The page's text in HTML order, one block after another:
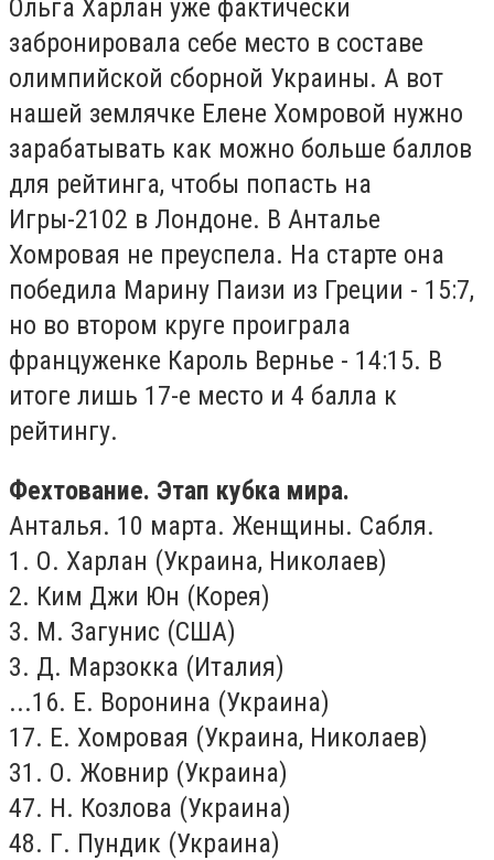
Ольга Харлан уже фактически
забронировала себе место в составе
олимпийской сборной Украины. А вот
нашей землячке Елене Хомровой нужно
зарабатывать как можно больше баллов
для рейтинга, чтобы попасть на
Игры-2102 в Лондоне. В Анталье
Хомровая не преуспела. На старте она
победила Марину Паизи из Греции - 15:7,
но во втором круге проиграла
француженке Кароль Вернье - 14:15. В
итоге лишь 17-е место и 4 балла к
рейтингу.
Фехтование. Этап кубка мира.
Анталья. 10 марта. Женщины. Сабля.
1. О. Харлан (Украина, Николаев)
2. Ким Джи Юн (Корея)
3. М. Загунис (США)
3. Д. Марзокка (Италия)
...16. Е. Воронина (Украина)
17. Е. Хомровая (Украина, Николаев)
31. О. Жовнир (Украина)
47. Н. Козлова (Украина)
48. Г. Пундик (Украина)